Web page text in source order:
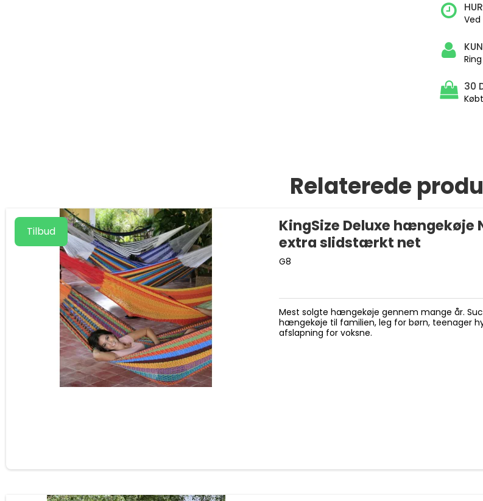
Ved
30
Relaterede
Tilbud
KingSize Deluxe hængekøje
extra slidstærkt net
G8
Mest solgte hængekøje gennem mange år.
hængekøje til familien, leg for børn, teenager
afslapning for voksne.